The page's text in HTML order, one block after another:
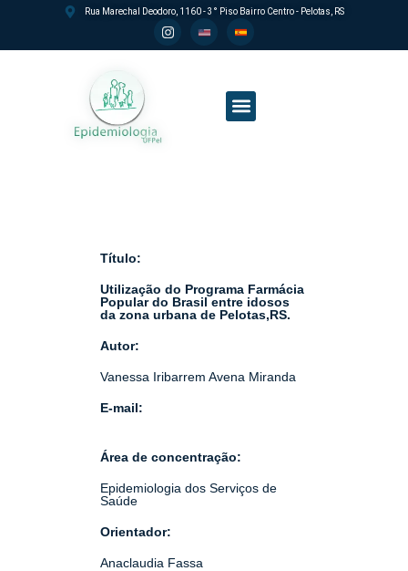
Rua Marechal Deodoro, 1160 - 3° Piso Bairro Centro - Pelotas, RS
Título:
Utilização do Programa Farmácia
Popular do Brasil entre idosos
da zona urbana de Pelotas,RS.
Autor:
Vanessa Iribarrem Avena Miranda
E-mail:
Área de concentração:
Epidemiologia dos Serviços de
Saúde
Orientador:
Anaclaudia Fassa